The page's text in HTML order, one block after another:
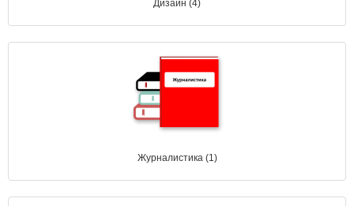
Дизайн (4)
Журналистика (1)